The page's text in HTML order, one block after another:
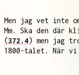
Men jag vet inte
Mm. Ska den där
(372.4) men jag
1800-talet. När vi